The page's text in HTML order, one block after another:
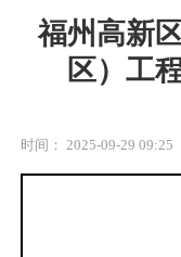
福州高新
区）工
时间： 2025-09-29 09:25